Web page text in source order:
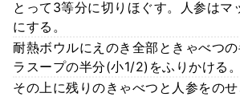
とって3等分に切りほぐす。人参はマ
にする。
耐熱ボウルにえのき全部ときゃべつ
ラスープの半分(小1/2)をふりかける。
その上に残りのきゃべつと人参をの